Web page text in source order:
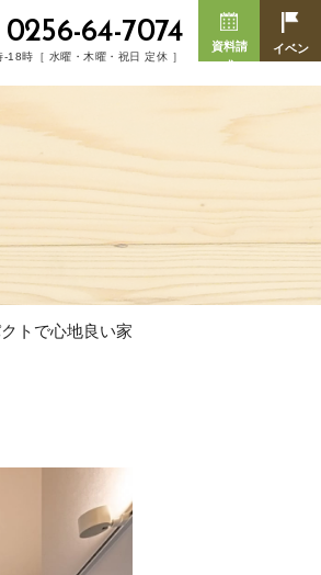
0256-64-7074
18時［ 水曜・木曜・祝日 定休 ］
資料請
求
イベン
トで心地良い家